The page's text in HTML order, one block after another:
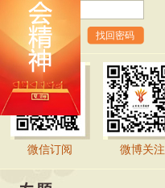
找回密码
微信订阅 微博关注